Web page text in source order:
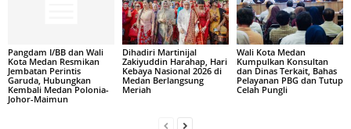
Pangdam I/BB dan Wali
Kota Medan Resmikan
Jembatan Perintis
Garuda, Hubungkan
Kembali Medan Polonia-
Johor-Maimun
Dihadiri Martinijal
Zakiyuddin Harahap, Hari
Kebaya Nasional 2026 di
Medan Berlangsung
Meriah
Wali Kota Medan
Kumpulkan Konsultan
dan Dinas Terkait, Bahas
Pelayanan PBG dan Tutup
Celah Pungli